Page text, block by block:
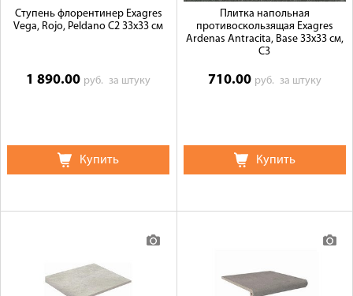
Ступень флорентинер Exagres
Vega, Rojo, Peldano C2 33x33 см
1 890.00 руб.за штуку
Купить
Плитка напольная
противоскользящая Exagres
Ardenas Antracita, Base 33x33 см,
C3
710.00 руб. за штуку
Купить